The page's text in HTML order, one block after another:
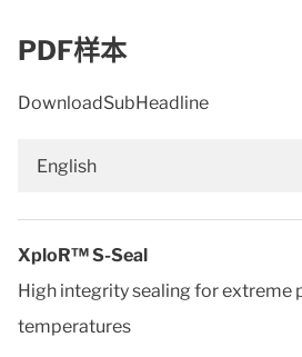
PDF样本
DownloadSubHeadline
English
XploR™ S-Seal
High integrity sealing for extreme
temperatures